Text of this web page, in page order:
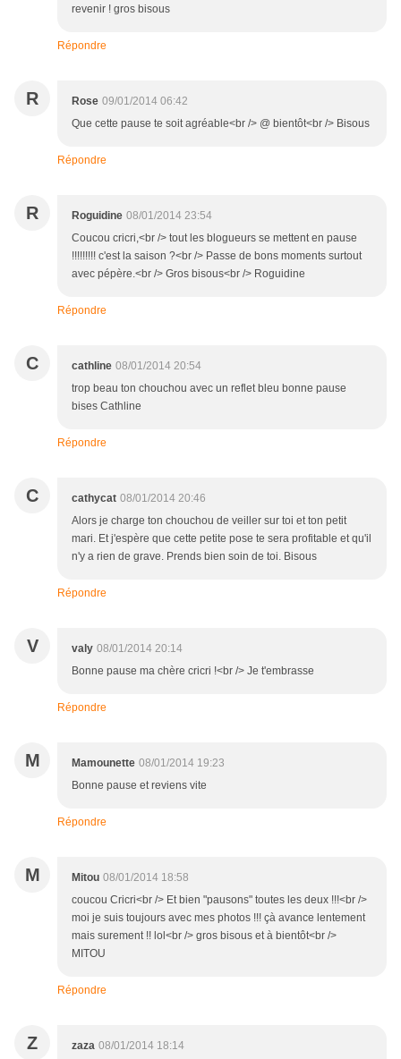
revenir ! gros bisous
Répondre
R Rose 09/01/2014 06:42
Que cette pause te soit agréable<br /> @ bientôt<br /> Bisous
Répondre
R Roguidine 08/01/2014 23:54
Coucou cricri,<br /> tout les blogueurs se mettent en pause
!!!!!!!!! c'est la saison ?<br /> Passe de bons moments surtout
avec pépère.<br /> Gros bisous<br /> Roguidine
Répondre
C cathline 08/01/2014 20:54
trop beau ton chouchou avec un reflet bleu bonne pause
bises Cathline
Répondre
C cathycat 08/01/2014 20:46
Alors je charge ton chouchou de veiller sur toi et ton petit
mari. Et j'espère que cette petite pose te sera profitable et qu'il
n'y a rien de grave. Prends bien soin de toi. Bisous
Répondre
V valy 08/01/2014 20:14
Bonne pause ma chère cricri !<br /> Je t'embrasse
Répondre
M Mamounette 08/01/2014 19:23
Bonne pause et reviens vite
Répondre
M Mitou 08/01/2014 18:58
coucou Cricri<br /> Et bien "pausons" toutes les deux !!!<br />
moi je suis toujours avec mes photos !!! çà avance lentement
mais surement !! lol<br /> gros bisous et à bientôt<br />
MITOU
Répondre
Z zaza 08/01/2014 18:14